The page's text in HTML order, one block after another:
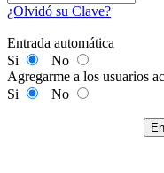
¿Olvidó su Clave?
Entrada automática
Si
No
Agregarme a los usuarios
Si
No